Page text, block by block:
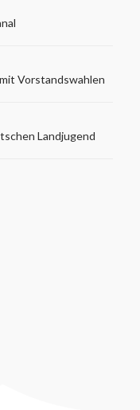
Vorstandswahlen
Landjugend